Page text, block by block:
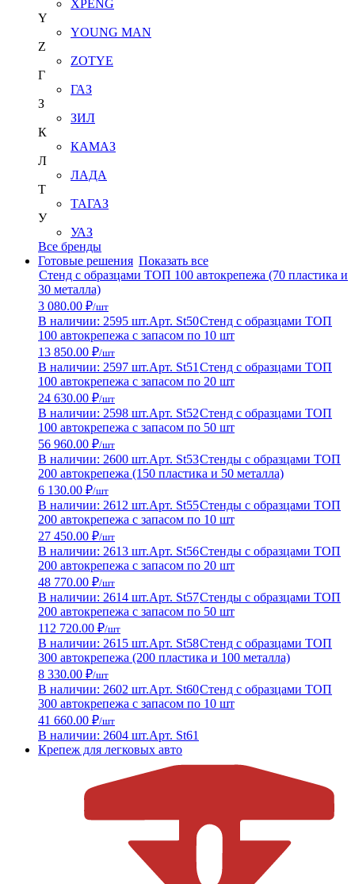
XPENG
Y
YOUNG MAN
Z
ZOTYE
Г
ГАЗ
З
ЗИЛ
К
КАМАЗ
Л
ЛАДА
Т
ТАГАЗ
У
УАЗ
Все бренды
Готовые решения Показать все
Стенд с образцами ТОП 100 автокрепежа (70 пластика и
30 металла)
3 080.00 ₽/шт
В наличии: 2595 шт.Арт. St50Стенд с образцами ТОП
100 автокрепежа с запасом по 10 шт
13 850.00 ₽/шт
В наличии: 2597 шт.Арт. St51 Стенд с образцами ТОП
100 автокрепежа с запасом по 20 шт
24 630.00 ₽/шт
В наличии: 2598 шт.Арт. St52Стенд с образцами ТОП
100 автокрепежа с запасом по 50 шт
56 960.00 ₽/шт
В наличии: 2600 шт.Арт. St53Стенды с образцами ТОП
200 автокрепежа (150 пластика и 50 металла)
6 130.00 ₽/шт
В наличии: 2612 шт.Арт. St55Стенды с образцами ТОП
200 автокрепежа с запасом по 10 шт
27 450.00 ₽/шт
В наличии: 2613 шт.Арт. St56Стенды с образцами ТОП
200 автокрепежа с запасом по 20 шт
48 770.00 ₽/шт
В наличии: 2614 шт.Арт. St57Стенды с образцами ТОП
200 автокрепежа с запасом по 50 шт
112 720.00 ₽/шт
В наличии: 2615 шт.Арт. St58Стенд с образцами ТОП
300 автокрепежа (200 пластика и 100 металла)
8 330.00 ₽/шт
В наличии: 2602 шт.Арт. St60Стенд с образцами ТОП
300 автокрепежа с запасом по 10 шт
41 660.00 ₽/шт
В наличии: 2604 шт.Арт. St61
Крепеж для легковых авто